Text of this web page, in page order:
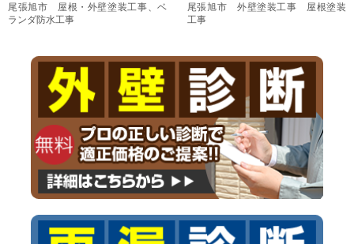
尾張旭市 屋根・外壁塗装工事、ベ
ランダ防水工事
尾張旭市 外壁塗装工事 屋根塗装
工事